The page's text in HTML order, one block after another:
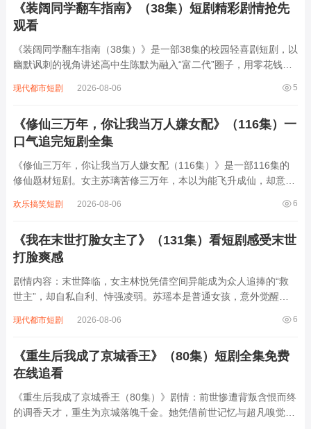
《装阔同学翻车指南》（38集）短剧精彩剧情抢先
观看
《装阔同学翻车指南（38集）》是一部38集的校园轻喜剧短剧，以
幽默讽刺的视角讲述高中生陈默为融入“富二代”圈子，用零花钱租
却在同学聚会、篮球赛、家长会等场景中因细节疏漏接连穿帮：租
5
现代都市短剧 2026-08-06
《修仙三万年，你让我当万人嫌女配》（116集）一
口气追完短剧全集
《修仙三万年，你让我当万人嫌女配（116集）》是一部116集的
修仙题材短剧。女主苏璃苦修三万年，本以为能飞升成仙，却意外
环，屡屡作恶，最终下场凄惨。苏璃为完成任务，不得不按剧本行
6
欢乐搞笑短剧 2026-08-06
《我在末世打脸女主了》（131集）看短剧感受末世
打脸爽感
剧情内容：末世降临，女主林悦凭借空间异能成为众人追捧的“救
世主”，却自私自利、恃强凌弱。苏瑶本是普通女孩，意外觉醒精
韧，一次次识破阴谋并反击，从被欺凌到逆袭，在末世废墟中建立
6
现代都市短剧 2026-08-06
《重生后我成了京城香王》（80集）短剧全集免费
在线追看
《重生后我成了京城香王（80集）》剧情：前世惨遭背叛含恨而终
的调香天才，重生为京城落魄千金。她凭借前世记忆与超凡嗅觉，